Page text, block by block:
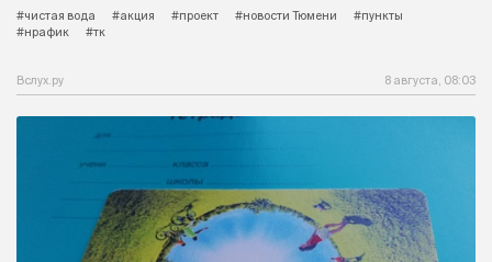
#чистая вода
#акция #проект #новости Тюмени
#пункты
#нрафик
#тк
Вслух.ру 8 августа, 08:03